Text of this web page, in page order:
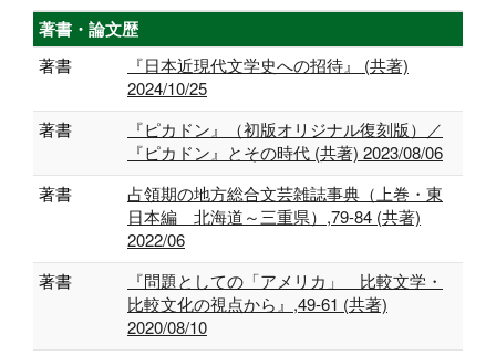
著書・論文歴
著書
『日本近現代文学史への招待』 (共著)
2024/10/25
著書
『ピカドン』（初版オリジナル復刻版）／
『ピカドン』とその時代 (共著) 2023/08/06
著書
占領期の地方総合文芸雑誌事典（上巻・東
日本編 北海道～三重県）,79-84 (共著)
2022/06
著書
『問題としての「アメリカ」 比較文学・
比較文化の視点から』,49-61 (共著)
2020/08/10